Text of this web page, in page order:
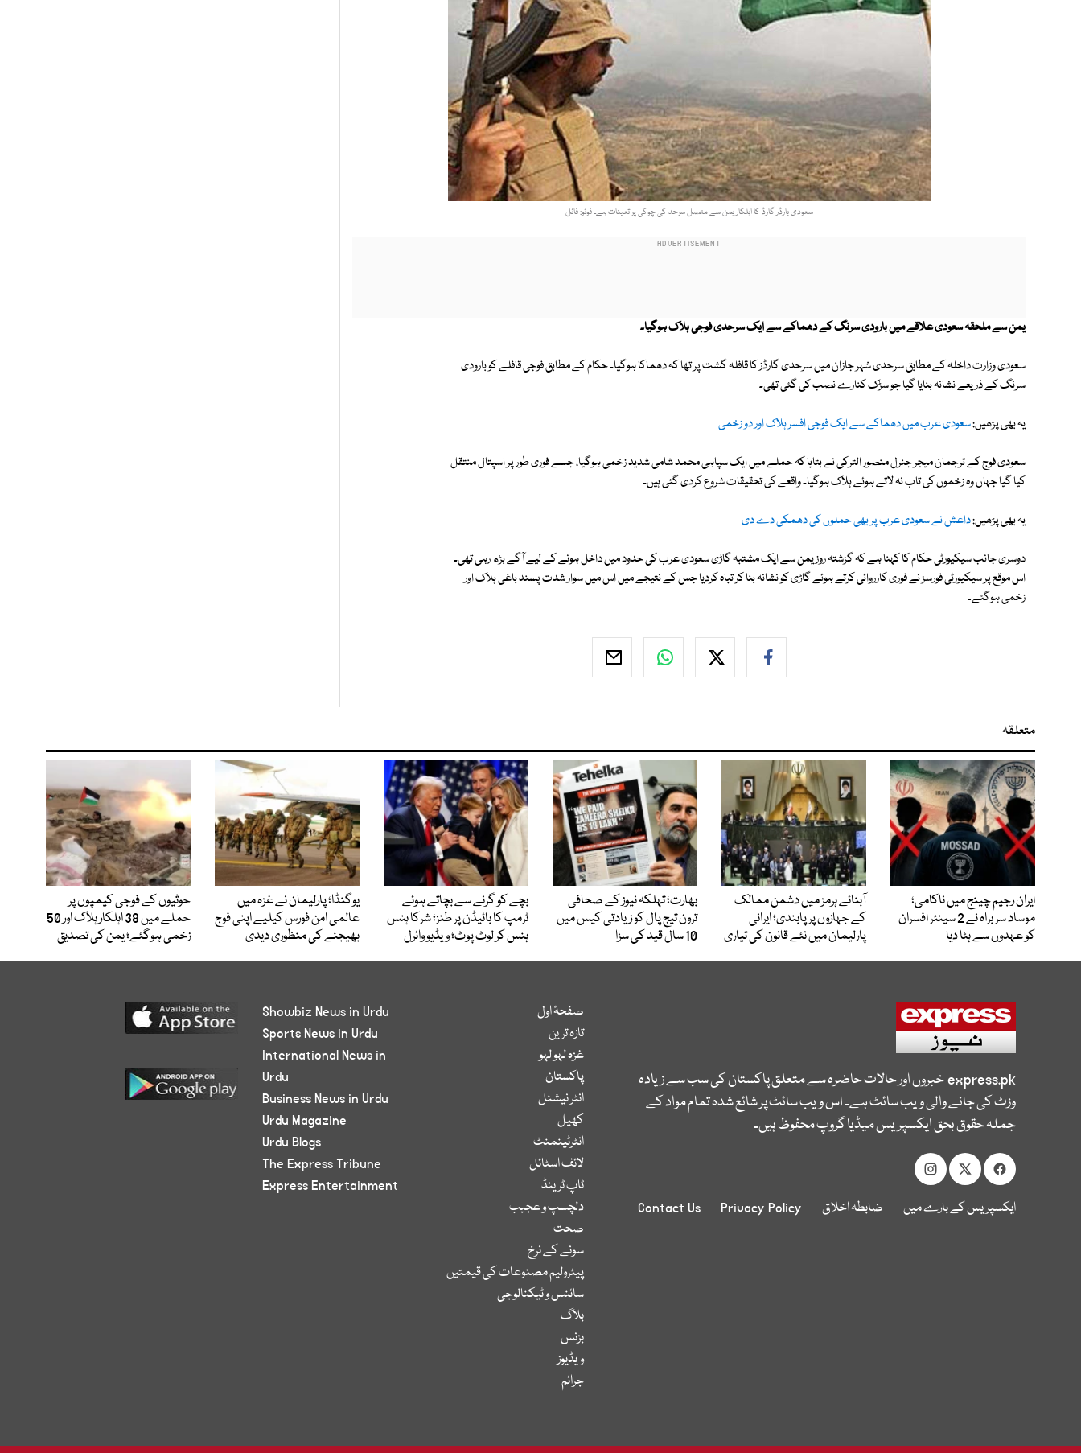
سعودی بارڈر گارڈ کا اہلکار یمن سے متصل سرحد کی چوکی پر تعینات ہے۔ فوٹو: فائل
یمن سے ملحقہ سعودی علاقے میں بارودی سرنگ کے دھماکے سے ایک سرحدی فوجی ہلاک ہوگیا۔
سعودی وزارت داخلہ کے مطابق سرحدی شہر جازان میں سرحدی گارڈز کا قافلہ گشت پر تھا کہ دھماکا ہوگیا۔ حکام کے مطابق فوجی قافلے کو بارودی
سرنگ کے ذریعے نشانہ بنایا گیا جو سڑک کنارے نصب کی گئی تھی۔
یہ بھی پڑھیں:سعودی عرب میں دھماکے سے ایک فوجی افسر ہلاک اور دو زخمی
سعودی فوج کے ترجمان میجر جنرل منصور الترکی نے بتایا کہ حملے میں ایک سپاہی محمد شامی شدید زخمی ہوگیا، جسے فوری طور پر اسپتال منتقل
کیا گیا جہاں وہ زخموں کی تاب نہ لاتے ہوئے ہلاک ہوگیا۔ واقعے کی تحقیقات شروع کردی گئی ہیں۔
یہ بھی پڑھیں:داعش نے سعودی عرب پر بھی حملوں کی دھمکی دے دی
دوسری جانب سیکیورٹی حکام کا کہنا ہے کہ گزشتہ روز یمن سے ایک مشتبہ گاڑی سعودی عرب کی حدود میں داخل ہونے کے لیے آگے بڑھ رہی تھی۔
اس موقع پر سیکیورٹی فورسز نے فوری کارروائی کرتے ہوئے گاڑی کو نشانہ بنا کر تباہ کردیا جس کے نتیجے میں اس میں سوار شدت پسند باغی ہلاک اور
زخمی ہوگئے۔
متعلقہ
ایران رجیم چینج میں ناکامی؛
موساد سربراہ نے 2 سینئر افسران
کو عہدوں سے ہٹا دیا
آبنائے ہرمز میں دشمن ممالک
کے جہازوں پر پابندی؛ ایرانی
پارلیمان میں نئے قانون کی تیاری
بھارت؛ تہلکہ نیوز کے صحافی
ترون تیج پال کو زیادتی کیس میں
10 سال قید کی سزا
بچے کو گرنے سے بچاتے ہوئے
ٹرمپ کا بائیڈن پر طنز؛ شرکا ہنس
ہنس کر لوٹ پوٹ؛ ویڈیو وائرل
یوگنڈا؛ پارلیمان نے غزہ میں
عالمی امن فورس کیلیے اپنی فوج
بھیجنے کی منظوری دیدی
حوثیوں کے فوجی کیمپوں پر
حملے میں 38 اہلکار ہلاک اور 50
زخمی ہوگئے؛ یمن کی تصدیق
express.pkخبروں اور حالات حاضرہ سے متعلق پاکستان کی سب سے زیادہ
وزٹ کی جانے والی ویب سائٹ ہے۔ اس ویب سائٹ پر شائع شدہ تمام مواد کے
جملہ حقوق بحق ایکسپریس میڈیا گروپ محفوظ ہیں۔
ایکسپریس کے بارے میں ضابطہ اخلاق Privacy Policy
Contact Us
صفحۂ اول
تازہ ترین
غزہ لہو لہو
پاکستان
انٹر نیشنل
کھیل
انٹرٹینمنٹ
لائف اسٹائل
ٹاپ ٹرینڈ
دلچسپ و عجیب
صحت
سونے کے نرخ
پیٹرولیم مصنوعات کی قیمتیں
سائنس و ٹیکنالوجی
بلاگ
بزنس
ویڈیوز
جرائم
Showbiz News in Urdu
Sports News in Urdu
International News in
Urdu
Business News in Urdu
Urdu Magazine
Urdu Blogs
The Express Tribune
Express Entertainment